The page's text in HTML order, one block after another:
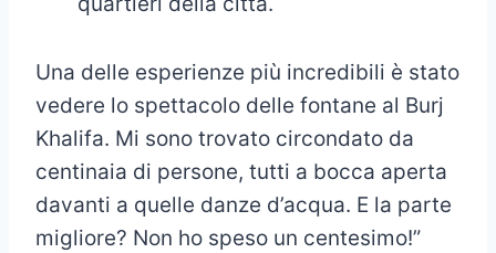
Una delle esperienze più incredibili è stato
vedere lo spettacolo delle fontane al Burj
Khalifa. Mi sono trovato circondato da
centinaia di persone, tutti a bocca aperta
davanti a quelle danze d’acqua. E la parte
migliore? Non ho speso un centesimo!”